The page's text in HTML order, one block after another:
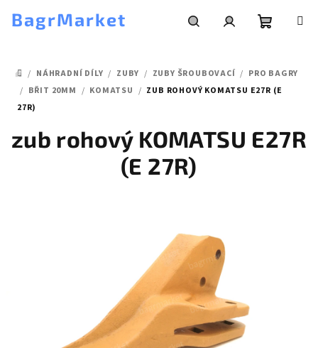
BagrMarket
košík
DOMŮ
/ NÁHRADNÍ DÍLY / ZUBY / ZUBY ŠROUBOVACÍ / PRO BAGRY
/ BŘIT 20MM / KOMATSU / ZUB ROHOVÝ KOMATSU E27R (E
27R)
zub rohový KOMATSU E27R
(E 27R)